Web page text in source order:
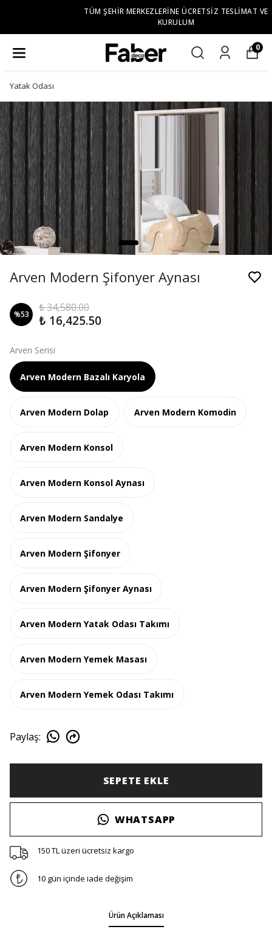
TÜM ŞEHIR MERKEZLERINE ÜCRETSIZ TESLIMAT VE
0
Yatak Odası
Arven Modern Şifonyer Aynası
%53
₺ 34,580.00
₺ 16,425.50
Arven Serisi
Arven Modern Bazalı Karyola
Arven Modern Dolap Arven Modern Komodin
Arven Modern Konsol
Arven Modern Konsol Aynası
Arven Modern Sandalye
Arven Modern Şifonyer
Arven Modern Şifonyer Aynası
Arven Modern Yatak Odası Takımı
Arven Modern Yemek Masası
Arven Modern Yemek Odası Takımı
Paylaş:
SEPETE EKLE
WHATSAPP
150 TL üzeri ücretsiz kargo
10 gün içinde iade değişim
Ürün Açıklaması